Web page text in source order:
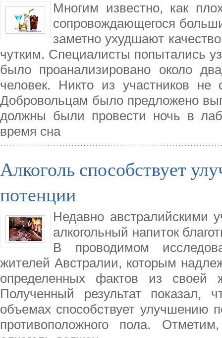
Многим известно, как
сопровождающегося
заметно ухудшают
чутким. Специалисты попытались
было проанализировано около
человек. Никто из участников не
Добровольцам было предложено
должны были провести ночь в
время сна
Алкоголь способствует
потенции
Недавно
алкогольный напиток
В проводимом
жителей Австралии, которым
определенных фактов из своей
Полученный результат показал,
объемах способствует улучшению
противоположного пола.